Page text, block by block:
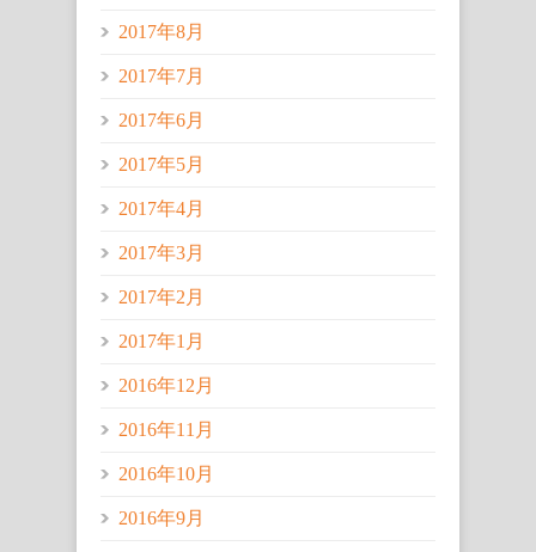
2017年8月
2017年7月
2017年6月
2017年5月
2017年4月
2017年3月
2017年2月
2017年1月
2016年12月
2016年11月
2016年10月
2016年9月